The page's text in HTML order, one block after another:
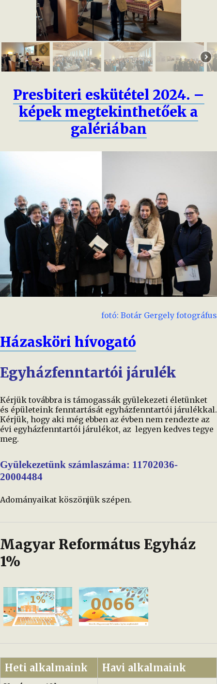
Presbiteri eskütétel 2024. –
képek megtekinthetőek a
galériában
fotó: Botár Gergely fotográfus
Házasköri hívogató
Egyházfenntartói járulék
Kérjük továbbra is támogassák gyülekezeti életünket
és épületeink fenntartását egyházfenntartói járulékkal.
Kérjük, hogy aki még ebben az évben nem rendezte az
évi egyházfenntartói járulékot, az legyen kedves tegye
meg.
Gyülekezetünk számlaszáma: 11702036-
20004484
Adományaikat köszönjük szépen.
Magyar Református Egyház
1%
Heti alkalmaink Havi alkalmaink